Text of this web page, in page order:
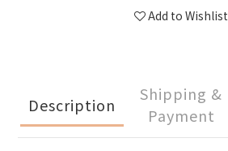
Add to Wishlist
Description
Shipping &
Payment